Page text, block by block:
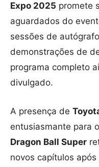
Expo 2025 promete
aguardados do
sessões de
demonstrações de
programa completo
divulgado.
A presença de
entusiasmante para
Dragon Ball Super
novos capítulos